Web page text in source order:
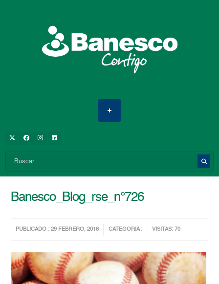
Banesco_Blog_rse_n°726
PUBLICADO : 29 FEBRERO, 2016 CATEGORIA : VISITAS: 70